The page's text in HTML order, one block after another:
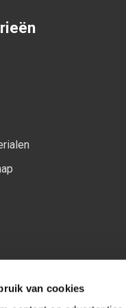
van cookies